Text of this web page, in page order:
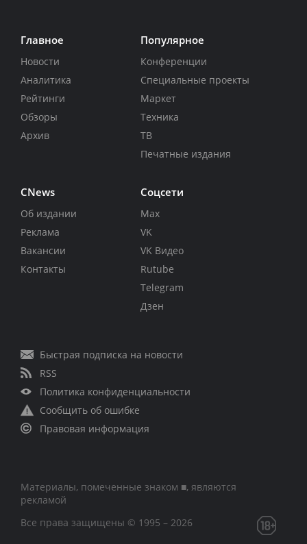
Главное
Новости
Аналитика
Рейтинги
Обзоры
Архив
Популярное
Конференции
Специальные проекты
Маркет
Техника
ТВ
Печатные издания
CNews
Об издании
Реклама
Вакансии
Контакты
Соцсети
Max
VK
VK Видео
Rutube
Telegram
Дзен
Быстрая подписка на новости
RSS
Политика конфиденциальности
Сообщить об ошибке
Правовая информация
Материалы, помеченные знаком ■, являются
рекламой
Все права защищены © 1995 – 2026